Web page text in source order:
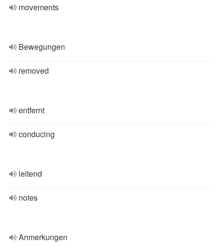
movements
Bewegungen
removed
entfernt
conducing
leitend
notes
Anmerkungen